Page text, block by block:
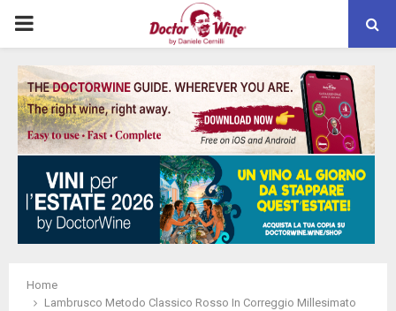
PRIMARY
MENU
Home
Lambrusco Metodo Classico Rosso In Correggio Millesimato